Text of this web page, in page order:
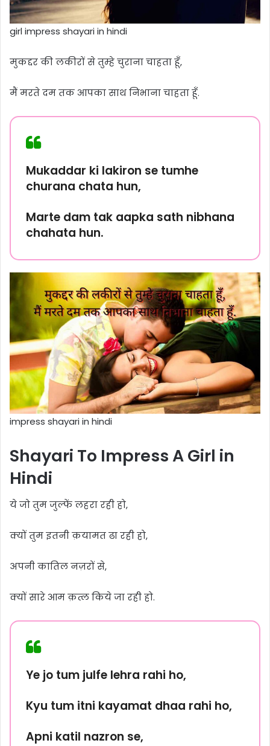
girl impress shayari in hindi
मुकद्दर की लकीरों से तुम्हे चुराना चाहता हूँ,
मैं मरते दम तक आपका साथ निभाना चाहता हूँ.
Mukaddar ki lakiron se tumhe
churana chata hun,
Marte dam tak aapka sath nibhana
chahata hun.
impress shayari in hindi
Shayari To Impress A Girl in
Hindi
ये जो तुम जुल्फें लहरा रही हो,
क्यों तुम इतनी क़यामत ढा रही हो,
अपनी कातिल नज़रों से,
क्यों सारे आम क़त्ल किये जा रही हो.
Ye jo tum julfe lehra rahi ho,
Kyu tum itni kayamat dhaa rahi ho,
Apni katil nazron se,